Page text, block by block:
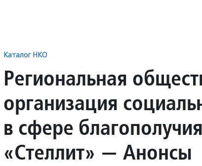
Каталог НКО
Региональная
организация
в сфере
«Стеллит» — Анонсы